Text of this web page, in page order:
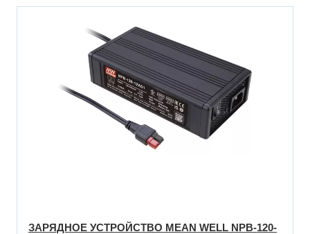
ЗАРЯДНОЕ УСТРОЙСТВО MEAN WELL NPB-120-